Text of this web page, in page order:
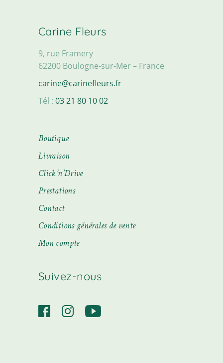
Carine Fleurs
9, rue Framery
62200 Boulogne-sur-Mer – France
carine@carinefleurs.fr
Tél :03 21 80 10 02
Boutique
Livraison
Click’n’Drive
Prestations
Contact
Conditions générales de vente
Mon compte
Suivez-nous